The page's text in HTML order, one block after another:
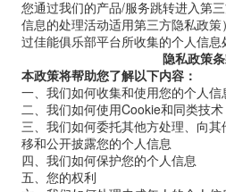
您通过我们的产品/服务跳转进入第
信息的处理活动适用第三方隐私政
过佳能俱乐部平台所收集的个人信息
隐私政策
本政策将帮助您了解以下内容：
一、我们如何收集和使用您的个人信
二、我们如何使用Cookie和同类技术
三、我们如何委托其他方处理、向
移和公开披露您的个人信息
四、我们如何保护您的个人信息
五、您的权利